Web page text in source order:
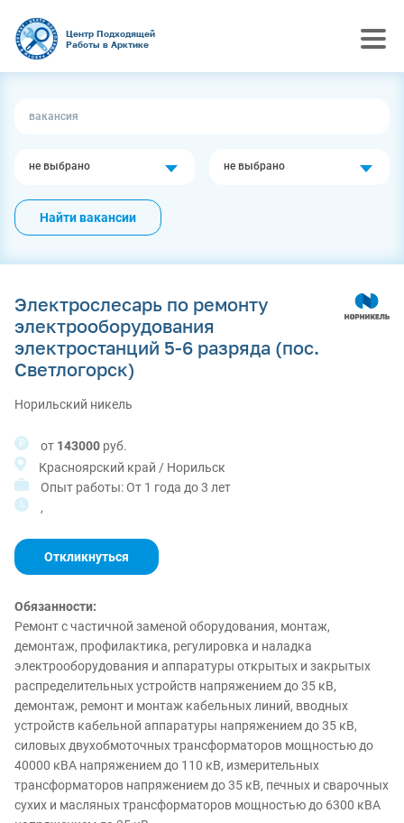
Центр Подходящей
Работы в Арктике
не выбрано не выбрано
Найти вакансии
Электрослесарь по ремонту
электрооборудования
электростанций 5-6 разряда (пос.
Светлогорск)
Норильский никель
от 143000 руб.
Красноярский край / Норильск
Опыт работы: От 1 года до 3 лет
,
Откликнуться
Обязанности:
Ремонт с частичной заменой оборудования, монтаж,
демонтаж, профилактика, регулировка и наладка
электрооборудования и аппаратуры открытых и закрытых
распределительных устройств напряжением до 35 кВ,
демонтаж, ремонт и монтаж кабельных линий, вводных
устройств кабельной аппаратуры напряжением до 35 кВ,
силовых двухобмоточных трансформаторов мощностью до
40000 кВА напряжением до 110 кВ, измерительных
трансформаторов напряжением до 35 кВ, печных и сварочных
сухих и масляных трансформаторов мощностью до 6300 кВА